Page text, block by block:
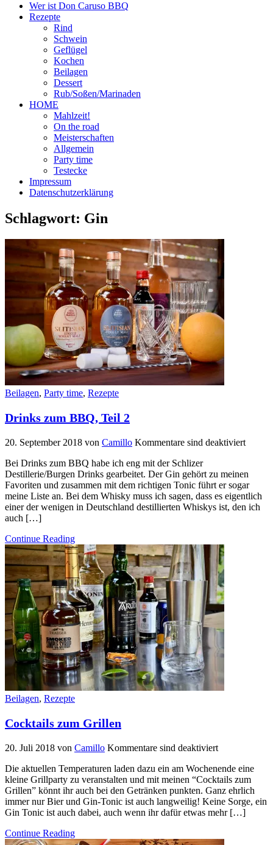
Wer ist Don Caruso BBQ
Rezepte
Rind
Schwein
Geflügel
Kochen
Beilagen
Dessert
Rub/Soßen/Marinaden
HOME
Mahlzeit!
On the road
Meisterschaften
Allgemein
Party time
Testecke
Impressum
Datenschutzerklärung
Schlagwort: Gin
Beilagen, Party time, Rezepte
Drinks zum BBQ, Teil 2
20. September 2018 von Camillo Kommentare sind deaktiviert
Bei Drinks zum BBQ habe ich eng mit der Schlizer
Destillerie/Burgen Drinks gearbeitet. Der Gin gehört zu meinen
Favoriten und zusammen mit dem richtigen Tonic führt er sogar
meine Liste an. Bei dem Whisky muss ich sagen, dass es eigentlich
einer der wenigen in Deutschland destillierten Whiskys ist, den ich
auch […]
Continue Reading
Beilagen, Rezepte
Cocktails zum Grillen
20. Juli 2018 von Camillo Kommentare sind deaktiviert
Die aktuellen Temperaturen laden dazu ein am Wochenende eine
kleine Grillparty zu veranstalten und mit meinen “Cocktails zum
Grillen” könnt ihr auch bei den Getränken punkten. Ganz ehrlich
immer nur Bier und Gin-Tonic ist auch langweilig! Keine Sorge, ein
Gin Tonic ist auch dabei, auch wenn ihr dafür etwas mehr […]
Continue Reading